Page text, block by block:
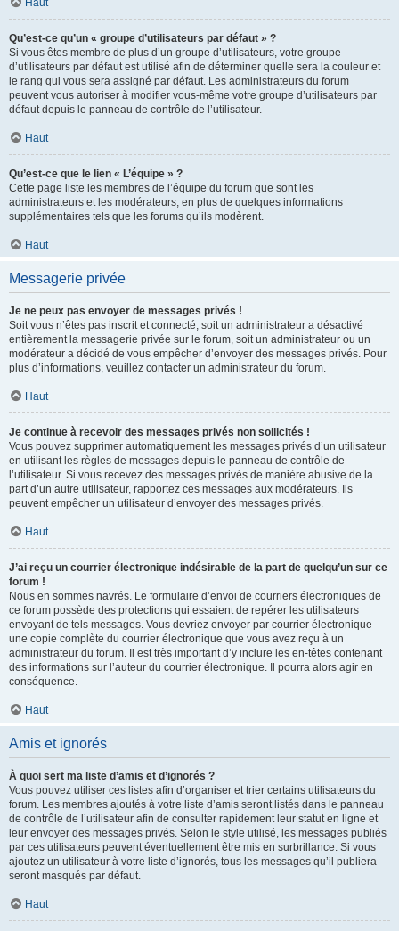
Haut
Qu’est-ce qu’un « groupe d’utilisateurs par défaut » ?
Si vous êtes membre de plus d’un groupe d’utilisateurs, votre groupe
d’utilisateurs par défaut est utilisé afin de déterminer quelle sera la couleur et
le rang qui vous sera assigné par défaut. Les administrateurs du forum
peuvent vous autoriser à modifier vous-même votre groupe d’utilisateurs par
défaut depuis le panneau de contrôle de l’utilisateur.
Haut
Qu’est-ce que le lien « L’équipe » ?
Cette page liste les membres de l’équipe du forum que sont les
administrateurs et les modérateurs, en plus de quelques informations
supplémentaires tels que les forums qu’ils modèrent.
Haut
Messagerie privée
Je ne peux pas envoyer de messages privés !
Soit vous n’êtes pas inscrit et connecté, soit un administrateur a désactivé
entièrement la messagerie privée sur le forum, soit un administrateur ou un
modérateur a décidé de vous empêcher d’envoyer des messages privés. Pour
plus d’informations, veuillez contacter un administrateur du forum.
Haut
Je continue à recevoir des messages privés non sollicités !
Vous pouvez supprimer automatiquement les messages privés d’un utilisateur
en utilisant les règles de messages depuis le panneau de contrôle de
l’utilisateur. Si vous recevez des messages privés de manière abusive de la
part d’un autre utilisateur, rapportez ces messages aux modérateurs. Ils
peuvent empêcher un utilisateur d’envoyer des messages privés.
Haut
J’ai reçu un courrier électronique indésirable de la part de quelqu’un sur ce
forum !
Nous en sommes navrés. Le formulaire d’envoi de courriers électroniques de
ce forum possède des protections qui essaient de repérer les utilisateurs
envoyant de tels messages. Vous devriez envoyer par courrier électronique
une copie complète du courrier électronique que vous avez reçu à un
administrateur du forum. Il est très important d’y inclure les en-têtes contenant
des informations sur l’auteur du courrier électronique. Il pourra alors agir en
conséquence.
Haut
Amis et ignorés
À quoi sert ma liste d’amis et d’ignorés ?
Vous pouvez utiliser ces listes afin d’organiser et trier certains utilisateurs du
forum. Les membres ajoutés à votre liste d’amis seront listés dans le panneau
de contrôle de l’utilisateur afin de consulter rapidement leur statut en ligne et
leur envoyer des messages privés. Selon le style utilisé, les messages publiés
par ces utilisateurs peuvent éventuellement être mis en surbrillance. Si vous
ajoutez un utilisateur à votre liste d’ignorés, tous les messages qu’il publiera
seront masqués par défaut.
Haut